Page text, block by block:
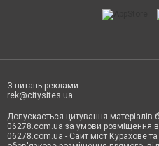
З питань реклами:
rek@citysites.ua
Допускається цитування матеріалів
06278.com.ua за умови розміщення
06278.com.ua - Сайт міст Курахове